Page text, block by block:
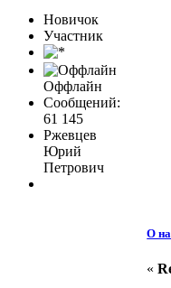
Новичок
Участник
Оффлайн
Сообщений:
61 145
Ржевцев
Юрий
Петрович
О
«